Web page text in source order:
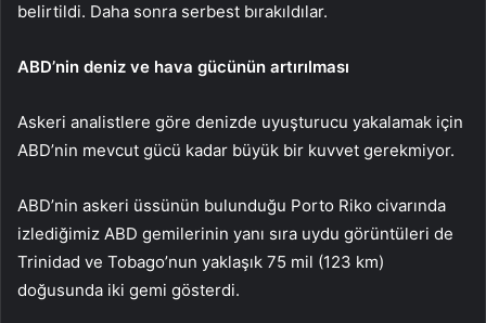
belirtildi. Daha sonra serbest bırakıldılar.
ABD’nin deniz ve hava gücünün artırılması
Askeri analistlere göre denizde uyuşturucu yakalamak için
ABD’nin mevcut gücü kadar büyük bir kuvvet gerekmiyor.
ABD’nin askeri üssünün bulunduğu Porto Riko civarında
izlediğimiz ABD gemilerinin yanı sıra uydu görüntüleri de
Trinidad ve Tobago’nun yaklaşık 75 mil (123 km)
doğusunda iki gemi gösterdi.